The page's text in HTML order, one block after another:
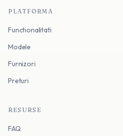
PLATFORMA
Functionalitati
Modele
Furnizori
Preturi
RESURSE
FAQ